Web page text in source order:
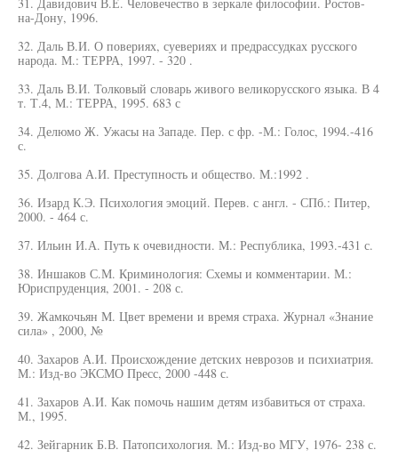
на-Дону, 1996.
32. Даль В.И. О повериях, суевериях и предрассудках русского
народа. М.: ТЕРРА, 1997. - 320 .
33. Даль В.И. Толковый словарь живого великорусского языка. В 4
т. Т.4, М.: ТЕРРА, 1995. 683 с
34. Делюмо Ж. Ужасы на Западе. Пер. с фр. -М.: Голос, 1994.-416
с.
35. Долгова А.И. Преступность и общество. М.:1992 .
36. Изард К.Э. Психология эмоций. Перев. с англ. - СПб.: Питер,
2000. - 464 с.
37. Ильин И.А. Путь к очевидности. М.: Республика, 1993.-431 с.
38. Иншаков С.М. Криминология: Схемы и комментарии. М.:
Юриспруденция, 2001. - 208 с.
39. Жамкочьян М. Цвет времени и время страха. Журнал «Знание
сила» , 2000, №
40. Захаров А.И. Происхождение детских неврозов и психиатрия.
М.: Изд-во ЭКСМО Пресс, 2000 -448 с.
41. Захаров А.И. Как помочь нашим детям избавиться от страха.
М., 1995.
42. Зейгарник Б.В. Патопсихология. М.: Изд-во МГУ, 1976- 238 с.